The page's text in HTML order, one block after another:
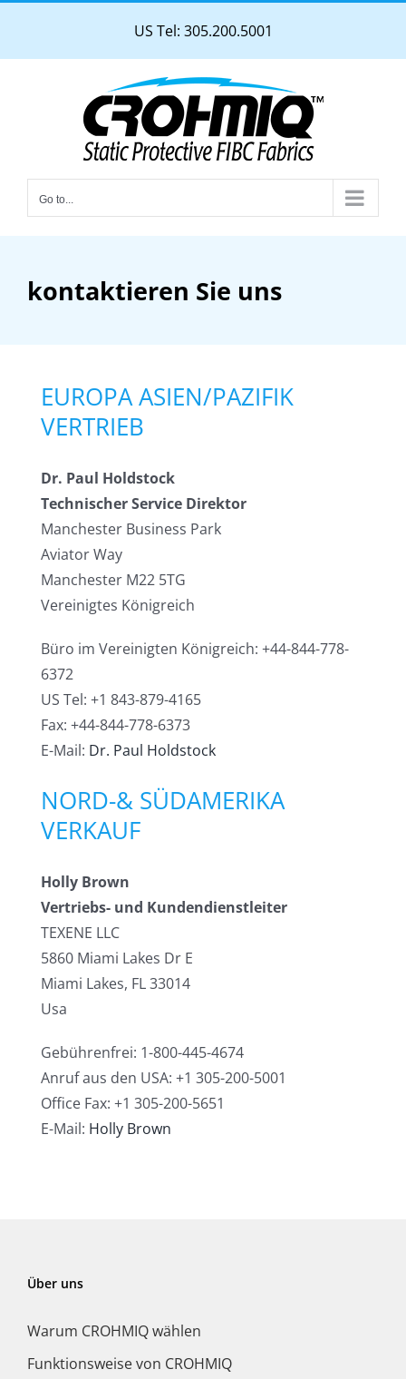
content
US Tel: 305.200.5001
Go to...
kontaktieren Sie uns
EUROPA ASIEN/PAZIFIK
VERTRIEB
Dr. Paul Holdstock
Technischer Service Direktor
Manchester Business Park
Aviator Way
Manchester M22 5TG
Vereinigtes Königreich
Büro im Vereinigten Königreich: +44-844-778-
6372
US Tel: +1 843-879-4165
Fax: +44-844-778-6373
E-Mail: Dr. Paul Holdstock
NORD-& SÜDAMERIKA
VERKAUF
Holly Brown
Vertriebs- und Kundendienstleiter
TEXENE LLC
5860 Miami Lakes Dr E
Miami Lakes, FL 33014
Usa
Gebührenfrei: 1-800-445-4674
Anruf aus den USA: +1 305-200-5001
Office Fax: +1 305-200-5651
E-Mail: Holly Brown
Über uns
Warum CROHMIQ wählen
Funktionsweise von CROHMIQ